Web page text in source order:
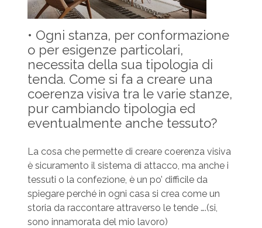
• Ogni stanza, per conformazione
o per esigenze particolari,
necessita della sua tipologia di
tenda. Come si fa a creare una
coerenza visiva tra le varie stanze,
pur cambiando tipologia ed
eventualmente anche tessuto?
La cosa che permette di creare coerenza visiva
è sicuramento il sistema di attacco, ma anche i
tessuti o la confezione, è un po’ difficile da
spiegare perché in ogni casa si crea come un
storia da raccontare attraverso le tende ….(si,
sono innamorata del mio lavoro)